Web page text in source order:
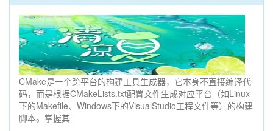
CMake是一个跨平台的构建工具生成器，它本身不直接编译代
码，而是根据CMakeLists.txt配置文件生成对应平台（如Linux
下的Makefile、Windows下的VisualStudio工程文件等）的构建
脚本。掌握其